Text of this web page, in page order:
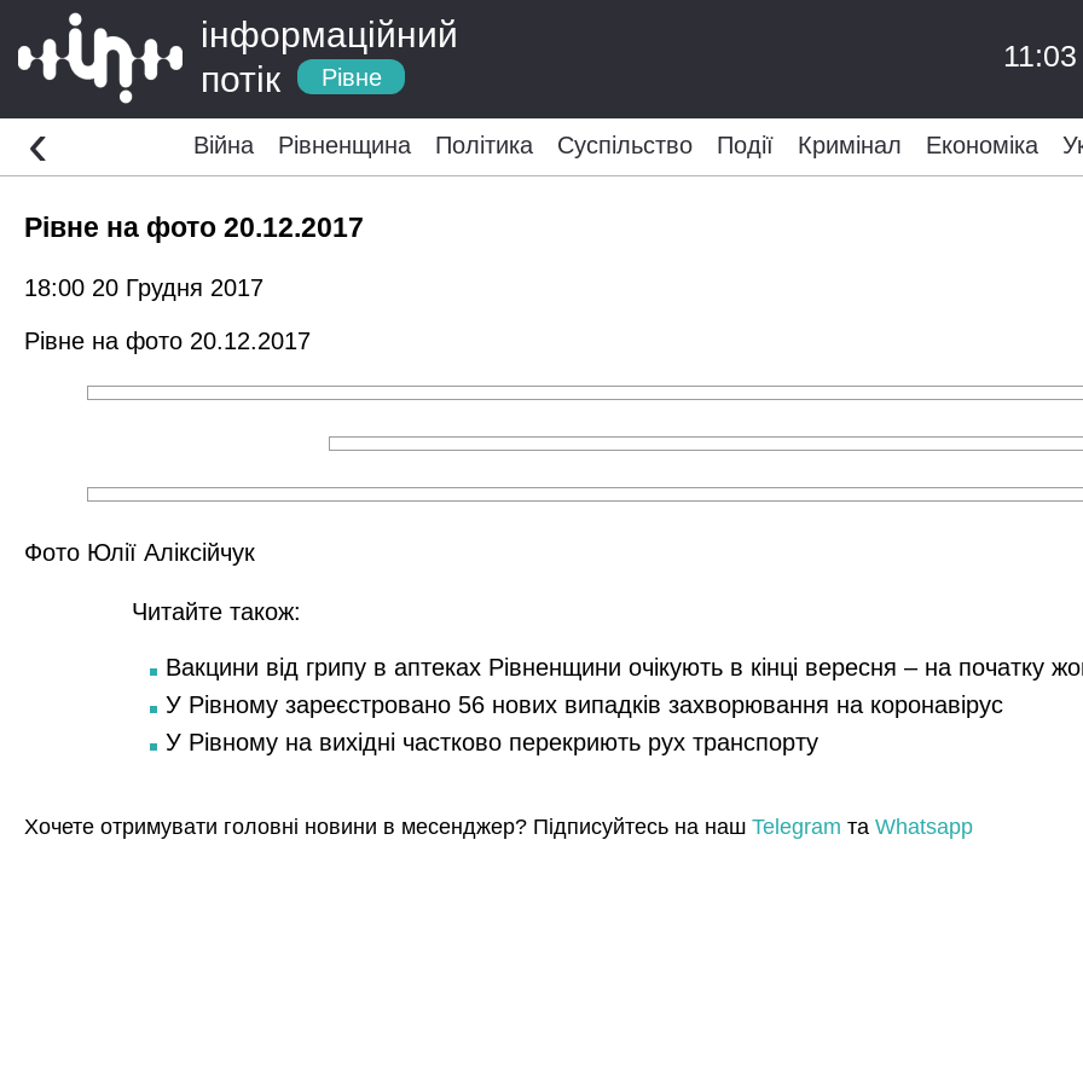
інформаційний
потік
Рівне
11:03
Війна Рівненщина Політика Суспільство Події Кримінал Економіка
‹
Рівне на фото 20.12.2017
18:00 20 Грудня 2017
Рівне на фото 20.12.2017
Фото Юлії Аліксійчук
Читайте також:
Вакцини від грипу в аптеках Рівненщини очікують в кінці вересня – на початку
У Рівному зареєстровано 56 нових випадків захворювання на коронавірус
У Рівному на вихідні частково перекриють рух транспорту
Хочете отримувати головні новини в месенджер? Підписуйтесь на наш Telegram та Whatsapp